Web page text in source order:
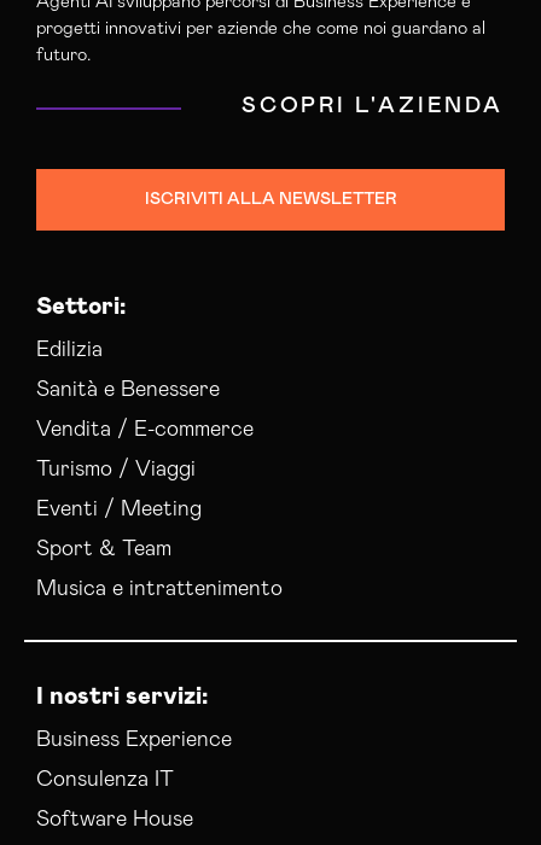
progetti innovativi per aziende che come noi guardano al
futuro.
SCOPRI L'AZIENDA
ISCRIVITI ALLA NEWSLETTER
Settori:
Edilizia
Sanità e Benessere
Vendita / E-commerce
Turismo / Viaggi
Eventi / Meeting
Sport & Team
Musica e intrattenimento
I nostri servizi:
Business Experience
Consulenza IT
Software House